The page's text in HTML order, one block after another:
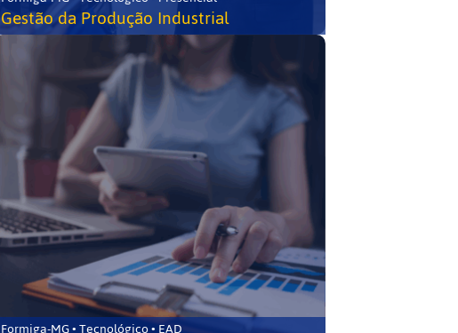
Gestão da Produção Industrial